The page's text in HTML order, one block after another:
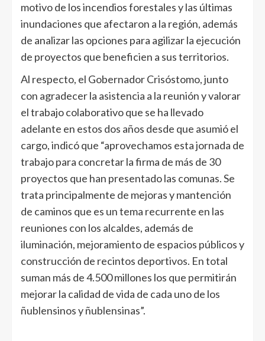
motivo de los incendios forestales y las últimas
inundaciones que afectaron a la región, además
de analizar las opciones para agilizar la ejecución
de proyectos que beneficien a sus territorios.
Al respecto, el Gobernador Crisóstomo, junto
con agradecer la asistencia a la reunión y valorar
el trabajo colaborativo que se ha llevado
adelante en estos dos años desde que asumió el
cargo, indicó que “aprovechamos esta jornada de
trabajo para concretar la firma de más de 30
proyectos que han presentado las comunas. Se
trata principalmente de mejoras y mantención
de caminos que es un tema recurrente en las
reuniones con los alcaldes, además de
iluminación, mejoramiento de espacios públicos y
construcción de recintos deportivos. En total
suman más de 4.500 millones los que permitirán
mejorar la calidad de vida de cada uno de los
ñublensinos y ñublensinas”.